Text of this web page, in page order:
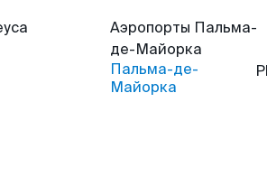
Аэропорты Пальма-
де-Майорка
Пальма-де-
Майорка